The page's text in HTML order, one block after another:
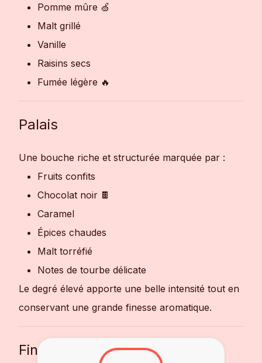
Pomme mûre 🍏
Malt grillé
Vanille
Raisins secs
Fumée légère 🔥
Palais
Une bouche riche et structurée marquée par :
Fruits confits
Chocolat noir 🍫
Caramel
Épices chaudes
Malt torréfié
Notes de tourbe délicate
Le degré élevé apporte une belle intensité tout en
conservant une grande finesse aromatique.
Finale